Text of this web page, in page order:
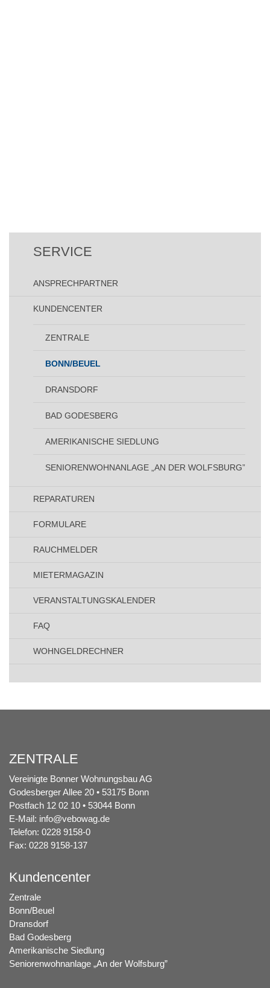
SERVICE
ANSPRECHPARTNER
KUNDENCENTER
ZENTRALE
BONN/BEUEL
DRANSDORF
BAD GODESBERG
AMERIKANISCHE SIEDLUNG
SENIORENWOHNANLAGE „AN DER WOLFSBURG”
REPARATUREN
FORMULARE
RAUCHMELDER
MIETERMAGAZIN
VERANSTALTUNGSKALENDER
FAQ
WOHNGELDRECHNER
ZENTRALE
Vereinigte Bonner Wohnungsbau AG
Godesberger Allee 20 • 53175 Bonn
Postfach 12 02 10 • 53044 Bonn
E-Mail: info@vebowag.de
Telefon: 0228 9158-0
Fax: 0228 9158-137
Kundencenter
Zentrale
Bonn/Beuel
Dransdorf
Bad Godesberg
Amerikanische Siedlung
Seniorenwohnanlage „An der Wolfsburg”